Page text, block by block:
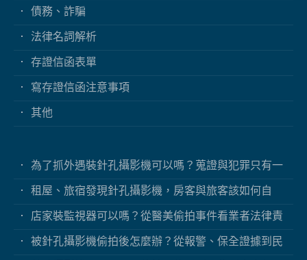
債務、詐騙
法律名詞解析
存證信函表單
寫存證信函注意事項
其他
為了抓外遇裝針孔攝影機可以嗎？蒐證與犯罪只有一
租屋、旅宿發現針孔攝影機，房客與旅客該如何自
店家裝監視器可以嗎？從醫美偷拍事件看業者法律責
被針孔攝影機偷拍後怎麼辦？從報警、保全證據到民